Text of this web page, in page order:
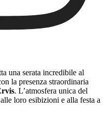
una serata incredibile al
la presenza straordinaria
. L’atmosfera unica del
loro esibizioni e alla festa a